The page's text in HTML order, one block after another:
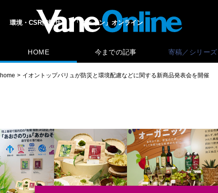
環境・CSR情報サイト「ヴェイン」オンライン
HOME 今までの記事 寄稿／シリーズ
home イオントップバリュが防災と環境配慮などに関する新商品発表会を開催